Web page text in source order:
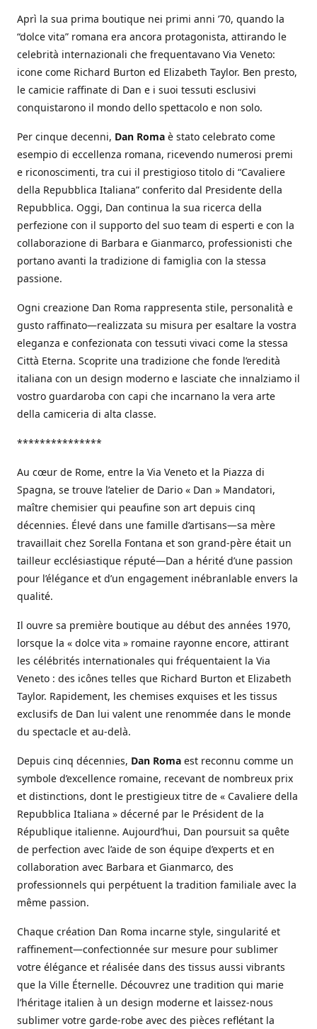
Aprì la sua prima boutique nei primi anni ’70, quando la
“dolce vita” romana era ancora protagonista, attirando le
celebrità internazionali che frequentavano Via Veneto:
icone come Richard Burton ed Elizabeth Taylor. Ben presto,
le camicie raffinate di Dan e i suoi tessuti esclusivi
conquistarono il mondo dello spettacolo e non solo.
Per cinque decenni, Dan Roma è stato celebrato come
esempio di eccellenza romana, ricevendo numerosi premi
e riconoscimenti, tra cui il prestigioso titolo di “Cavaliere
della Repubblica Italiana” conferito dal Presidente della
Repubblica. Oggi, Dan continua la sua ricerca della
perfezione con il supporto del suo team di esperti e con la
collaborazione di Barbara e Gianmarco, professionisti che
portano avanti la tradizione di famiglia con la stessa
passione.
Ogni creazione Dan Roma rappresenta stile, personalità e
gusto raffinato—realizzata su misura per esaltare la vostra
eleganza e confezionata con tessuti vivaci come la stessa
Città Eterna. Scoprite una tradizione che fonde l’eredità
italiana con un design moderno e lasciate che innalziamo il
vostro guardaroba con capi che incarnano la vera arte
della camiceria di alta classe.
***************
Au cœur de Rome, entre la Via Veneto et la Piazza di
Spagna, se trouve l’atelier de Dario « Dan » Mandatori,
maître chemisier qui peaufine son art depuis cinq
décennies. Élevé dans une famille d’artisans—sa mère
travaillait chez Sorella Fontana et son grand-père était un
tailleur ecclésiastique réputé—Dan a hérité d’une passion
pour l’élégance et d’un engagement inébranlable envers la
qualité.
Il ouvre sa première boutique au début des années 1970,
lorsque la « dolce vita » romaine rayonne encore, attirant
les célébrités internationales qui fréquentaient la Via
Veneto : des icônes telles que Richard Burton et Elizabeth
Taylor. Rapidement, les chemises exquises et les tissus
exclusifs de Dan lui valent une renommée dans le monde
du spectacle et au-delà.
Depuis cinq décennies, Dan Roma est reconnu comme un
symbole d’excellence romaine, recevant de nombreux prix
et distinctions, dont le prestigieux titre de « Cavaliere della
Repubblica Italiana » décerné par le Président de la
République italienne. Aujourd’hui, Dan poursuit sa quête
de perfection avec l’aide de son équipe d’experts et en
collaboration avec Barbara et Gianmarco, des
professionnels qui perpétuent la tradition familiale avec la
même passion.
Chaque création Dan Roma incarne style, singularité et
raffinement—confectionnée sur mesure pour sublimer
votre élégance et réalisée dans des tissus aussi vibrants
que la Ville Éternelle. Découvrez une tradition qui marie
l’héritage italien à un design moderne et laissez-nous
sublimer votre garde-robe avec des pièces reflétant la